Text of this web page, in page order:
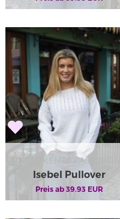
STRIKKEMEKKA DESIGN
Isebel Pullover
Preis ab 39.93EUR